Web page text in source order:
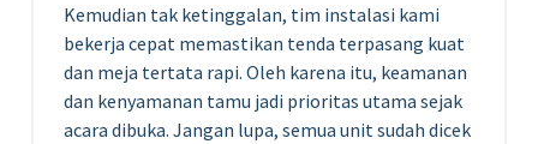
Kemudian tak ketinggalan, tim instalasi kami
bekerja cepat memastikan tenda terpasang kuat
dan meja tertata rapi. Oleh karena itu, keamanan
dan kenyamanan tamu jadi prioritas utama sejak
acara dibuka. Jangan lupa, semua unit sudah dicek